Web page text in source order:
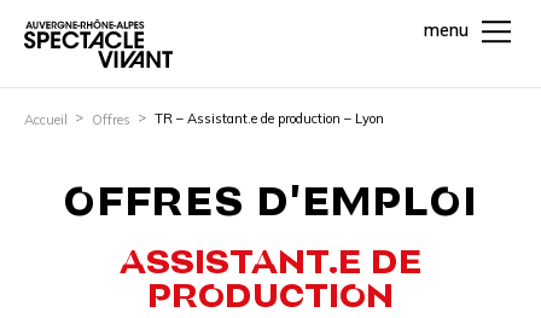
menu
Accueil Offres TR – Assistant.e de production – Lyon
OFFRES D'EMPLOI
ASSISTANT.E DE
PRODUCTION